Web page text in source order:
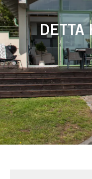
DETTA